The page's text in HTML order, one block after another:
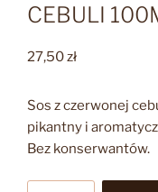
CEBULI
27,50zł
Sos z czerwonej
pikantny i
Bez konserwantów.